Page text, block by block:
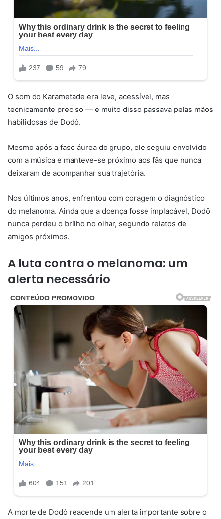
O som do Karametade era leve, acessível, mas
tecnicamente preciso — e muito disso passava pelas mãos
habilidosas de Dodô.
Mesmo após a fase áurea do grupo, ele seguiu envolvido
com a música e manteve-se próximo aos fãs que nunca
deixaram de acompanhar sua trajetória.
Nos últimos anos, enfrentou com coragem o diagnóstico
do melanoma. Ainda que a doença fosse implacável, Dodô
nunca perdeu o brilho no olhar, segundo relatos de
amigos próximos.
A luta contra o melanoma: um
alerta necessário
A morte de Dodô reacende um alerta importante sobre o